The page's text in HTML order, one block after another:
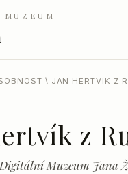
\ JAN HERTVÍK Z
z
Digitální Muzeum Jana